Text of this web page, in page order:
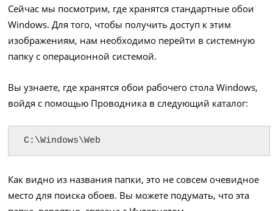
Сейчас мы посмотрим, где хранятся стандартные обои
Windows. Для того, чтобы получить доступ к этим
изображениям, нам необходимо перейти в системную
папку с операционной системой.
Вы узнаете, где хранятся обои рабочего стола Windows,
войдя с помощью Проводника в следующий каталог:
C:\Windows\Web
Как видно из названия папки, это не совсем очевидное
место для поиска обоев. Вы можете подумать, что эта